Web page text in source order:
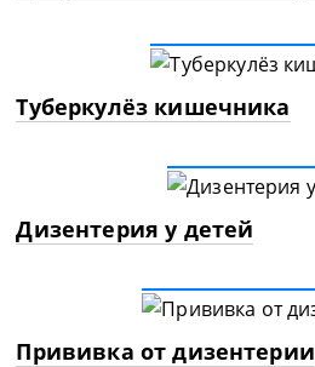
Туберкулёз кишечника
Дизентерия у детей
Прививка от дизентерии